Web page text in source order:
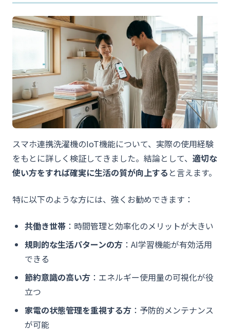
スマホ連携洗濯機のIoT機能について、実際の使用経験
をもとに詳しく検証してきました。結論として、 適切な
使い方をすれば確実に生活の質が向上する と言えます。
特に以下のような方には、強くお勧めできます：
共働き世帯 ：時間管理と効率化のメリットが大きい
規則的な生活パターンの方 ：AI学習機能が有効活用
できる
節約意識の高い方 ：エネルギー使用量の可視化が役
立つ
家電の状態管理を重視する方 ：予防的メンテナンス
が可能